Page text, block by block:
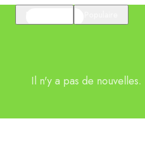
Il n'y a pas de nouvelles.